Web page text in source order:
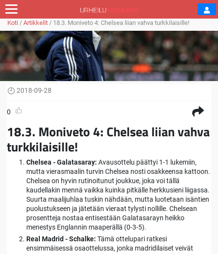
Koti / Artikkelit / 18.3. Moniveto 4: Chelsea liian vahva turkkilaisille!
2018-09-28
0
18.3. Moniveto 4: Chelsea liian vahva
turkkilaisille!
Chelsea - Galatasaray: Avausottelu päättyi 1-1 lukemiin,
mutta vierasmaalin turvin Chelsea nosti osakkeensa kattoon.
Chelsea on hyvin rutinoitunut joukkue, joka voi tällä
kaudellakin mennä vaikka kuinka pitkälle herkkusieni liigassa.
Suurta maalijuhlaa tuskin nähdään, mutta luotetaan isäntien
puolustukseen ja jätetään vieraat tylysti nollille. Chelsean
prosentteja nostaa entisestään Galatasarayn heikko
menestys Englannin maaperällä (0-3-5).
Real Madrid - Schalke: Tämä ottelupari ratkesi
ensimmäisessä osaottelussa, jonka madridilaiset veivät